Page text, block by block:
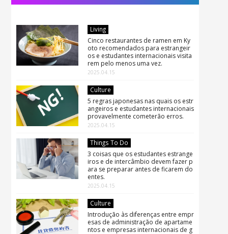
Living
Cinco restaurantes de ramen em Ky
oto recomendados para estrangeir
os e estudantes internacionais visita
rem pelo menos uma vez.
2025.04.15
Culture
5 regras japonesas nas quais os estr
angeiros e estudantes internacionais
provavelmente cometerão erros.
2025.04.15
Things To Do
3 coisas que os estudantes estrange
iros e de intercâmbio devem fazer p
ara se preparar antes de ficarem do
entes.
2025.04.15
Culture
Introdução às diferenças entre empr
esas de administração de apartame
ntos e empresas internacionais de g